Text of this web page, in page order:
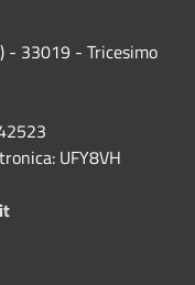
- 33019 - Tricesimo
UFY8VH